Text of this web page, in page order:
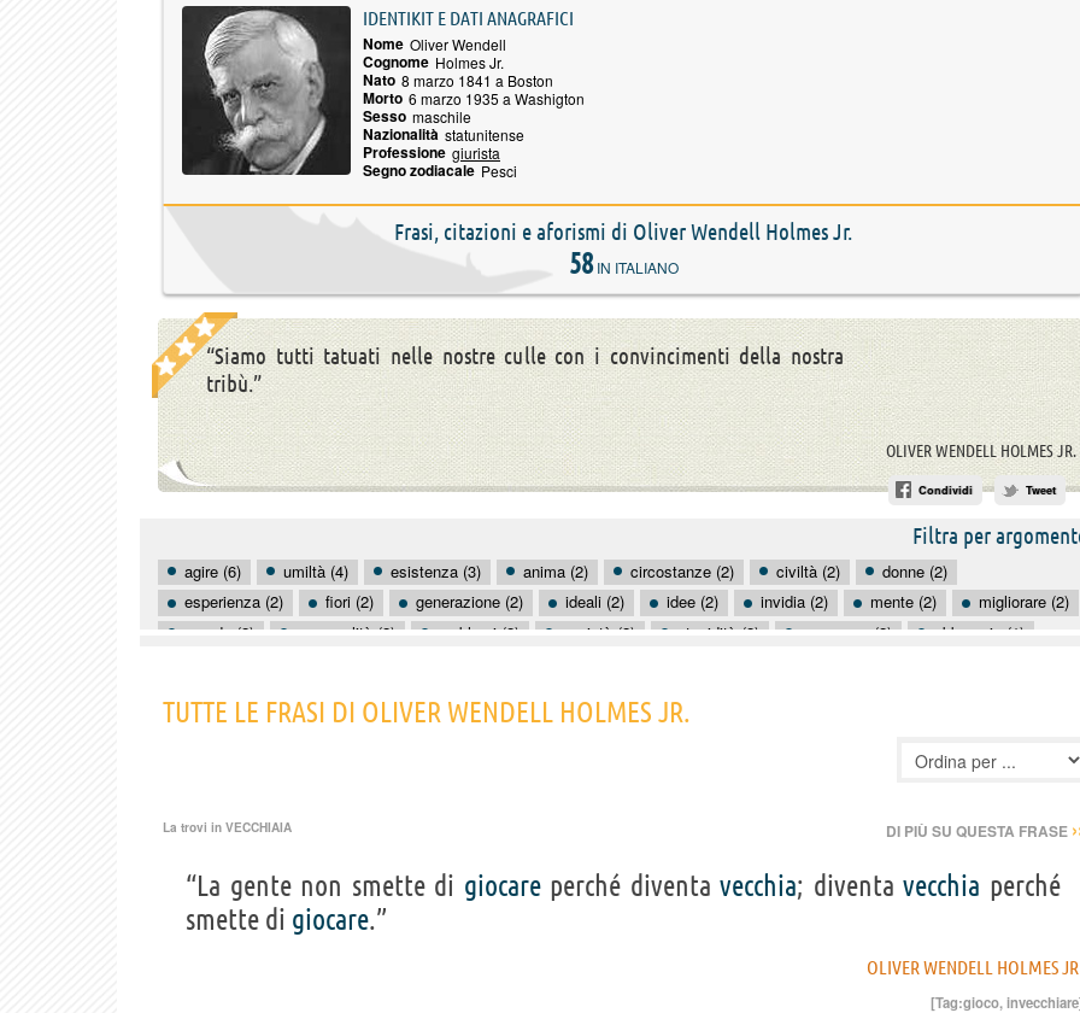
IDENTIKIT E DATI ANAGRAFICI
Nome Oliver Wendell
Cognome Holmes Jr.
Nato 8 marzo 1841 a Boston
Morto 6 marzo 1935 a Washigton
Sesso maschile
Nazionalità statunitense
Professione giurista
Segno zodiacale Pesci
Frasi, citazioni e aforismi di Oliver Wendell Holmes Jr.
58IN ITALIANO
“Siamo tutti tatuati nelle nostre culle con i convincimenti della nostra
tribù.”
OLIVER WENDELL HOLMES JR.
Condividi Tweet
Filtra per
agire (6) umiltà (4) esistenza (3) anima (2) circostanze (2) civiltà (2)
donne (2)
esperienza (2)
fiori (2) generazione (2) ideali (2) idee (2) invidia (2) mente (2)
migliorare (2)
mondo (2)
personalità (2) problemi (2) società (2) stupidità (2) successo (2)
abbraccio (1)
TUTTE LE FRASI DI OLIVER WENDELL HOLMES JR.
La trovi in VECCHIAIA DI PIÙ SU QUESTA FRASE
“La gente non smette di giocareperché diventavecchia; diventavecchia perché
smette di giocare.”
OLIVER WENDELL HOLMES
[Tag:gioco,invecchiare